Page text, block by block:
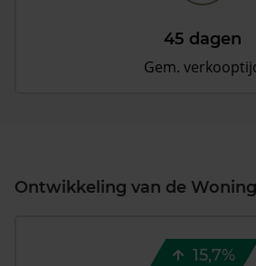
45 dagen
Gem.
Ontwikkeling van de
15,7%